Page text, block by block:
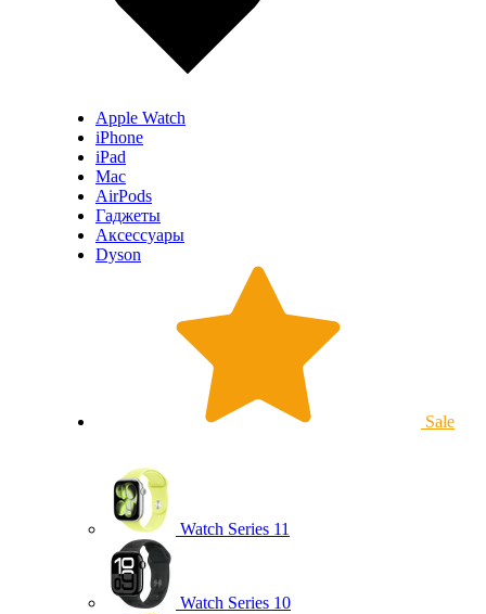
Apple Watch
iPhone
iPad
Mac
AirPods
Гаджеты
Аксессуары
Dyson
Sale
Watch Series 11
Watch Series 10